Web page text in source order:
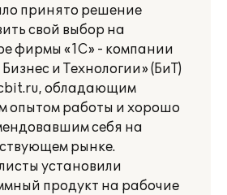
принято решение
свой выбор на
фирмы «1С» - компании
и Технологии» (БиТ)
обладающим
опытом работы и хорошо
себя на
рынке.
установили
продукт на рабочие